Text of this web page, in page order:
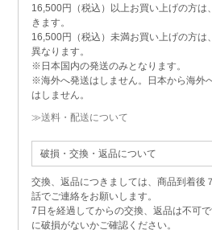
16,500円（税込）以上お買い上げの方は
きます。
16,500円（税込）未満お買い上げの方は
異なります。
※日本国内の発送のみとなります。
※海外へ発送はしません。日本から海外
はしません。
≫送料・配送について
破損・交換・返品について
交換、返品につきましては、商品到着後
話でご連絡をお願いします。
7日を経過してからの交換、返品は不可
に破損がないかご確認ください。